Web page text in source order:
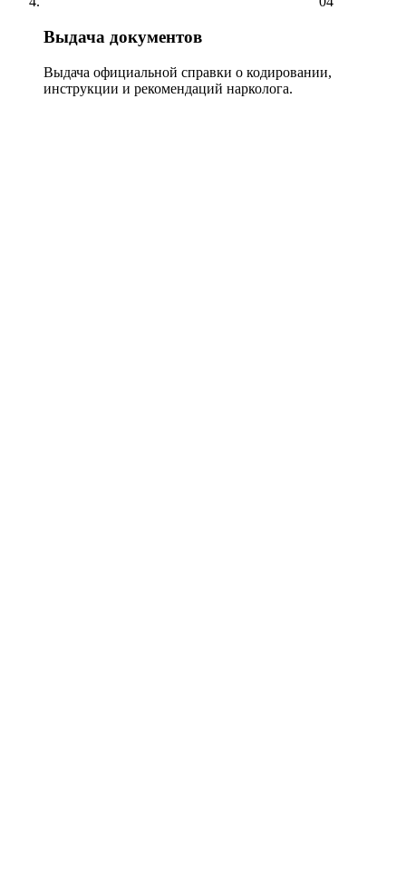
Выдача документов
Выдача официальной справки о кодировании,
инструкции и рекомендаций нарколога.